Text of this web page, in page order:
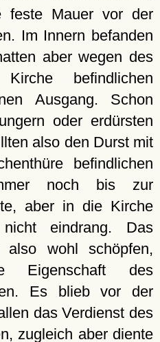
feste Mauer vor der
Im Innern befanden
aber wegen des
befindlichen
Ausgang. Schon
oder erdürsten
also den Durst mit
befindlichen
noch bis zur
aber in die Kirche
eindrang. Das
wohl schöpfen,
Eigenschaft des
Es blieb vor der
das Verdienst des
zugleich aber diente